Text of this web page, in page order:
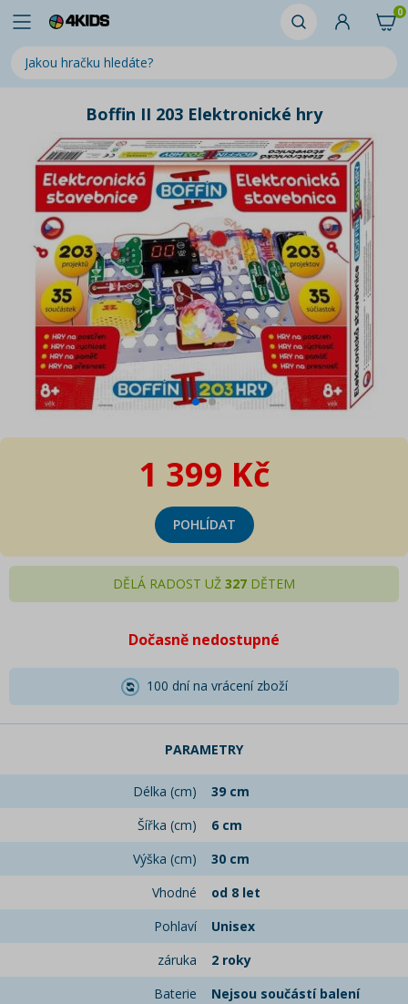
0
Boffin II 203 Elektronické hry
1 399 Kč
POHLÍDAT
DĚLÁ RADOST UŽ 327 DĚTEM
Dočasně nedostupné
100 dní na vrácení zboží
PARAMETRY
Délka (cm)
39 cm
Šířka (cm)
6 cm
Výška (cm)
30 cm
Vhodné
od 8 let
Pohlaví
Unisex
záruka
2 roky
Baterie
Nejsou součástí balení